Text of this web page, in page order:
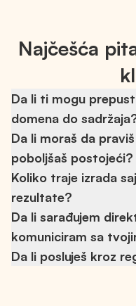
Najčešća
Da li ti mogu
domena do
Da. Mogu da
domena i hostinga, preko
sadržaja i optimizacije.
Da li moraš da
poboljšaš postojeći?
Ne mora uvek novi. Ako
radimo nadogradnju.
efikasno i bez
Koliko traje izrada
rezultate?
Najčešće 3 do 5 nedelja,
posla. Radim
Da li sarađujem
komuniciram sa
Radiš direktno sa mnom,
Da li posluješ kroz